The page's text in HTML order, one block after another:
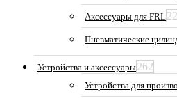
Аксессуары для FRL22
Пневматические
Устройства и аксессуары262
Устройства для